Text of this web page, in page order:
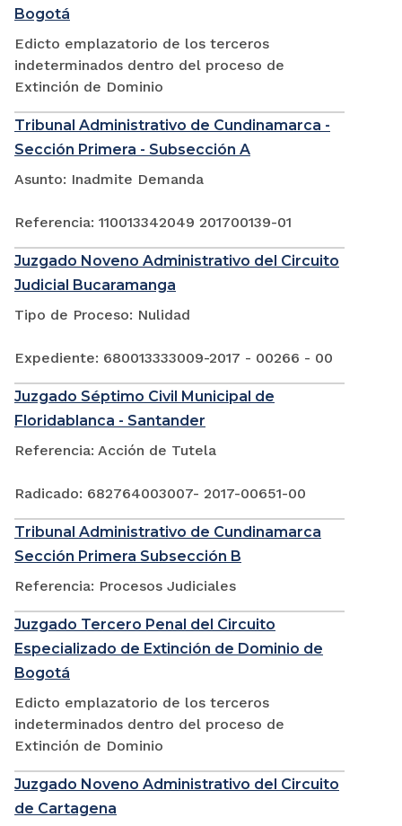
Bogotá
Edicto emplazatorio de los terceros
indeterminados dentro del proceso de
Extinción de Dominio
Tribunal Administrativo de Cundinamarca -
Sección Primera - Subsección A
Asunto: Inadmite Demanda
Referencia: 110013342049 201700139-01
Juzgado Noveno Administrativo del Circuito
Judicial Bucaramanga
Tipo de Proceso: Nulidad
Expediente: 680013333009-2017 - 00266 - 00
Juzgado Séptimo Civil Municipal de
Floridablanca - Santander
Referencia: Acción de Tutela
Radicado: 682764003007- 2017-00651-00
Tribunal Administrativo de Cundinamarca
Sección Primera Subsección B
Referencia: Procesos Judiciales
Juzgado Tercero Penal del Circuito
Especializado de Extinción de Dominio de
Bogotá
Edicto emplazatorio de los terceros
indeterminados dentro del proceso de
Extinción de Dominio
Juzgado Noveno Administrativo del Circuito
de Cartagena